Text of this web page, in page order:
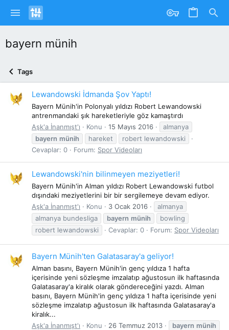
bayern münih
Tags
Lewandowski İdmanda Şov Yaptı!
Bayern Münih'in Polonyalı yıldızı Robert Lewandowski
antrenmandaki şık hareketleriyle göz kamaştırdı
Aşk'a İnanmışt'ı
Konu 15 Mayıs 2016
almanya
bayern münih hareket
robert lewandowski
Cevaplar: 0
Forum: Spor Videoları
Lewandowski'nin bilinmeyen meziyetleri!
Bayern Münih'in Alman yıldızı Robert Lewandowski futbol
dışındaki meziyetlerini bir bir sergilemeye devam ediyor.
Aşk'a İnanmışt'ı
Konu 3 Ocak 2016
almanya
almanya bundesliga
bayern münih
bowling
robert lewandowski
Cevaplar: 0 Forum: Spor Videoları
Bayern Münih'ten Galatasaray'a geliyor!
Alman basını, Bayern Münih'in genç yıldıza 1 hafta
içerisinde yeni sözleşme imzalatıp ağustosun ilk haftasında
Galatasaray'a kiralık olarak göndereceğini yazdı. Alman
basını, Bayern Münih'in genç yıldıza 1 hafta içerisinde yeni
sözleşme imzalatıp ağustosun ilk haftasında Galatasaray'a
kiralık...
Aşk'a İnanmışt'ı
Konu 26 Temmuz 2013 bayern münih